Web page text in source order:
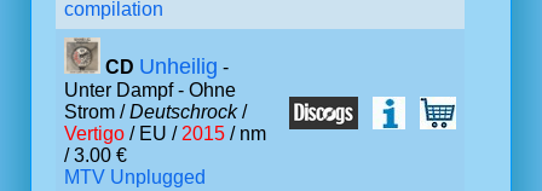
compilation
CD Unheilig -
Unter Dampf - Ohne
Strom /Deutschrock/
Vertigo / EU / 2015 / nm
/ 3.00 €
MTV Unplugged